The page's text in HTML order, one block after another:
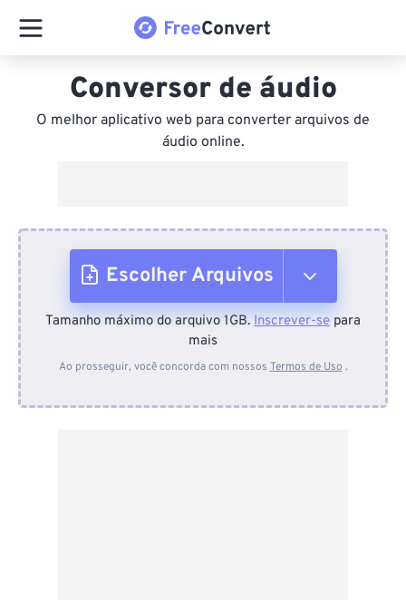
Conversor de áudio
O melhor aplicativo web para converter arquivos de
áudio online.
Escolher Arquivos
Do dispositivo
Tamanho máximo do arquivo 1GB. Inscrever-se para
mais
Ao prosseguir, você concorda com nossos Termos de Uso .